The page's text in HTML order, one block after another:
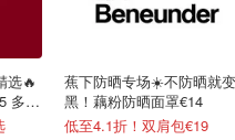
选🔥
多色
蕉下防晒专场☀️不防晒就变
黑！藕粉防晒面罩€14
低至4.1折！双肩包€19